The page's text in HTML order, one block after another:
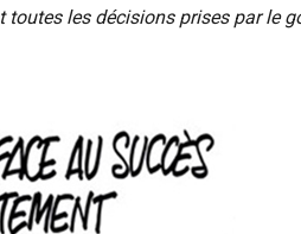
les décisions prises par le